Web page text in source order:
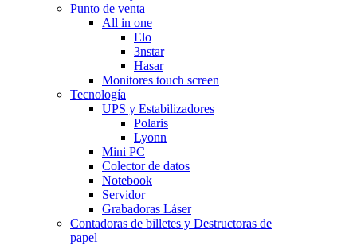
Punto de venta
All in one
Elo
3nstar
Hasar
Monitores touch screen
Tecnología
UPS y Estabilizadores
Polaris
Lyonn
Mini PC
Colector de datos
Notebook
Servidor
Grabadoras Láser
Contadoras de billetes y Destructoras de
papel